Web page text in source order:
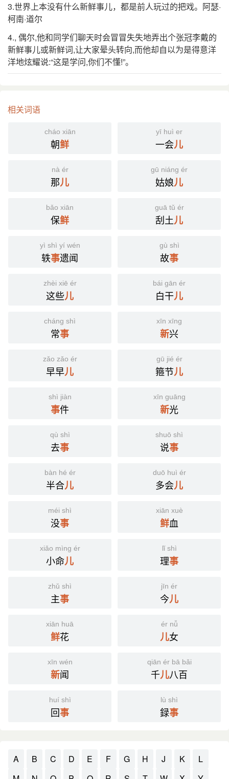
3.世界上本没有什么新鲜事儿，都是前人玩过的把戏。阿瑟·
柯南·道尔
4., 偶尔,他和同学们聊天时会冒冒失失地弄出个张冠李戴的
新鲜事儿或新鲜词,让大家晕头转向,而他却自以为是得意洋
洋地炫耀说:“这是学问,你们不懂!”。
相关词语
cháo xiān
朝鲜
yī huì er
一会儿
nà ér
那儿
gū niáng ér
姑娘儿
bǎo xiān
保鲜
guā tǔ ér
刮土儿
yì shì yí wén
轶事遗闻
gù shì
故事
zhèi xiē ér
这些儿
bái gān ér
白干儿
cháng shì
常事
xīn xīng
新兴
zǎo zǎo ér
早早儿
gū jié ér
箍节儿
shì jiàn
事件
xīn guāng
新光
qù shì
去事
shuō shì
说事
bàn hé ér
半合儿
duō huì ér
多会儿
méi shì
没事
xiān xuè
鲜血
xiǎo mìng ér
小命儿
lǐ shì
理事
zhǔ shì
主事
jīn ér
今儿
xiān huā
鲜花
ér nǚ
儿女
xīn wén
新闻
qiān ér bā bǎi
千儿八百
huí shì
回事
lù shì
録事
A B C D E F G H J K
L